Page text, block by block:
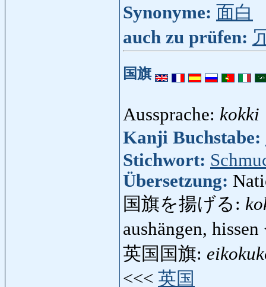
Synonyme: 面白
auch zu prüfen:
国旗
Aussprache: kokki
Kanji Buchstabe:
Stichwort:
Übersetzung:
国旗を揚げる:
aushängen,
英国国旗:
<<< 英国